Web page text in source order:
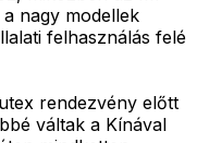
nagy modellek
felhasználás felé
rendezvény előtt
váltak a Kínával